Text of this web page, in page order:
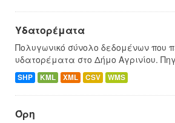
Υδατορέματα
Πολυγωνικό σύνολο δεδομένων που
υδατορέματα στο Δήμο Αγρινίου.
SHP KML XML CSV WMS
Όρη